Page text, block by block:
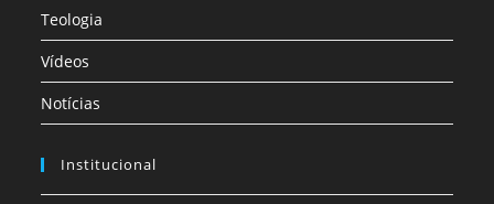
Teologia
Vídeos
Notícias
Institucional